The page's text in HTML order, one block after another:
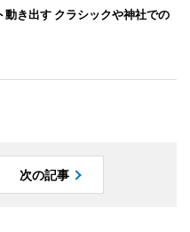
動き出す クラシックや神社での
次の記事